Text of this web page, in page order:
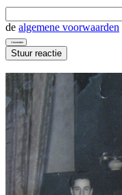
de algemene voorwaarden